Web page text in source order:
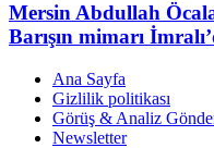
Mersin Abdullah
Barışın mimarı
Ana Sayfa
Gizlilik politikası
Görüş & Analiz
Newsletter